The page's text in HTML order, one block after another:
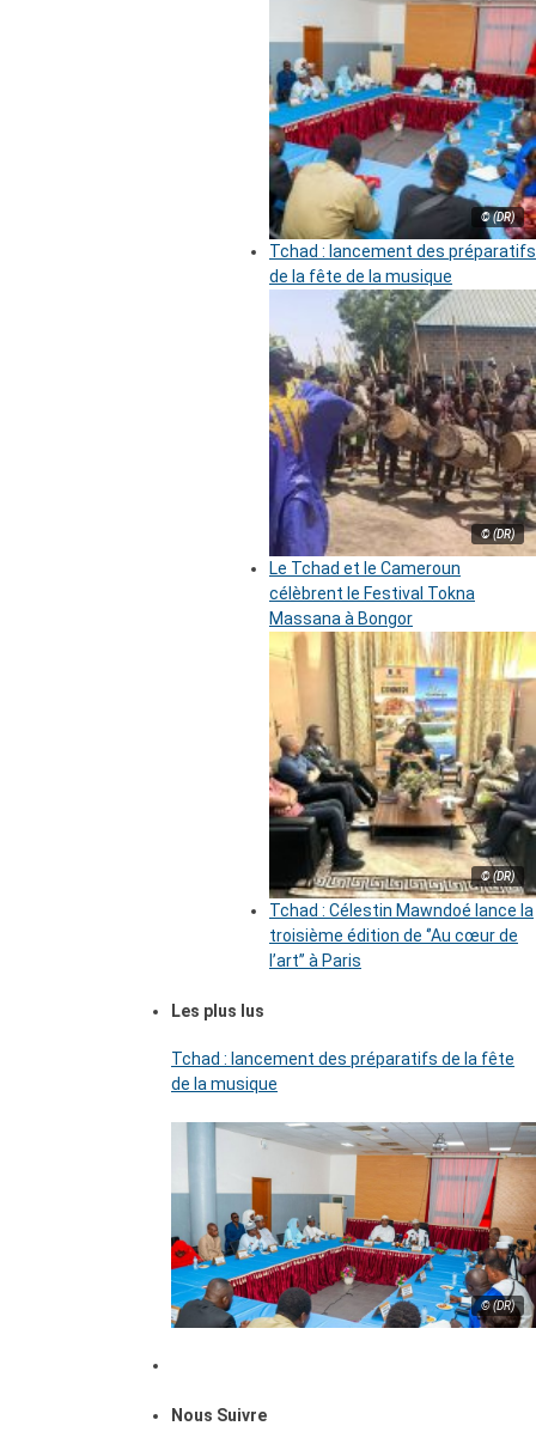
© (DR)
Tchad : lancement des préparatifs
de la fête de la musique
© (DR)
Le Tchad et le Cameroun
célèbrent le Festival Tokna
Massana à Bongor
© (DR)
Tchad : Célestin Mawndoé lance la
troisième édition de ‘’Au cœur de
l’art’’ à Paris
Les plus lus
Tchad : lancement des préparatifs de la fête
de la musique
© (DR)
Nous Suivre